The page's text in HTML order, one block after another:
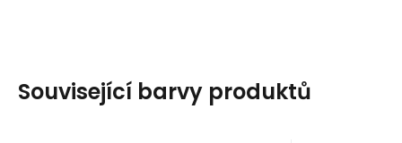
Související barvy produktů